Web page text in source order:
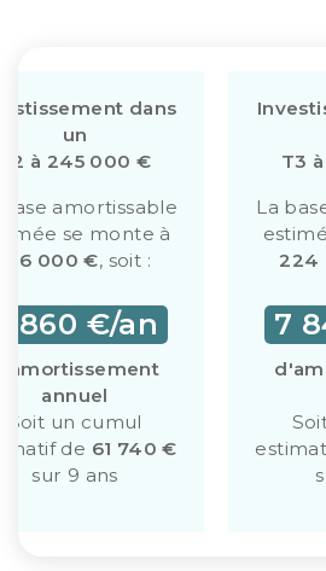
dans
un
à 245 000 €
amortissable
se monte à
196 000 €, soit :
860 €/an
annuel
Soit un cumul
de 61 740 €
sur 9 ans
T3
La
224
7